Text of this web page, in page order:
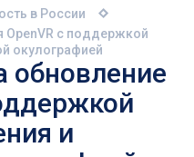
в России
OpenVR с поддержкой
окулографией
обновление
и